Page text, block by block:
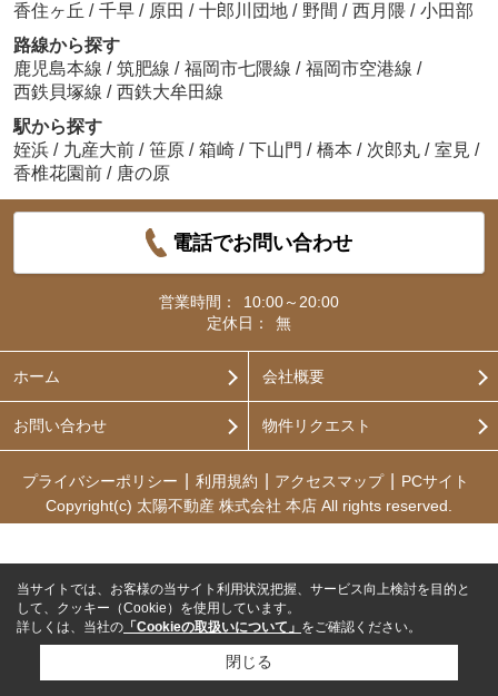
香住ヶ丘 / 千早 / 原田 / 十郎川団地 / 野間 / 西月隈 / 小田部
路線から探す
鹿児島本線 / 筑肥線 / 福岡市七隈線 / 福岡市空港線 /
西鉄貝塚線 / 西鉄大牟田線
駅から探す
姪浜 / 九産大前 / 笹原 / 箱崎 / 下山門 / 橋本 / 次郎丸 / 室見 /
香椎花園前 / 唐の原
電話でお問い合わせ
営業時間：
10:00～20:00
定休日：
無
ホーム 会社概要
お問い合わせ 物件リクエスト
プライバシーポリシー 利用規約 アクセスマップ
PCサイト
Copyright(c) 太陽不動産 株式会社 本店 All rights reserved.
当サイトでは、お客様の当サイト利用状況把握、サービス向上検討を目的と
して、クッキー（Cookie）を使用しています。
詳しくは、当社の 「Cookieの取扱いについて」 をご確認ください。
閉じる